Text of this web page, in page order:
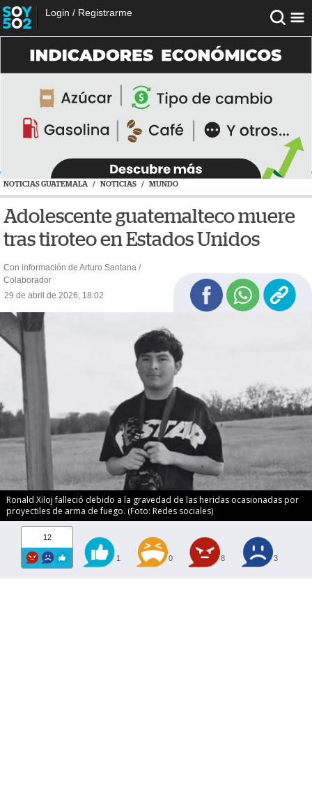
Login / Registrarme
NOTICIAS GUATEMALA / NOTICIAS / MUNDO
Adolescente guatemalteco muere
tras tiroteo en Estados Unidos
Con información de Arturo Santana /
Colaborador
29 de abril de 2026, 18:02
Ronald Xiloj falleció debido a la gravedad de las heridas ocasionadas por
proyectiles de arma de fuego. (Foto: Redes sociales)
12
1 0 8 3